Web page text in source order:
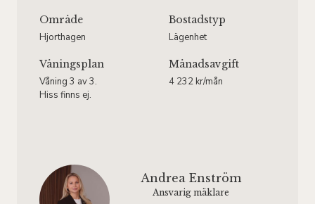
Område
Hjorthagen
Bostadstyp
Lägenhet
Våningsplan
Våning 3 av 3.
Hiss finns ej.
Månadsavgift
4 232 kr/mån
Andrea Enström
Ansvarig mäklare